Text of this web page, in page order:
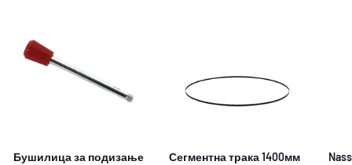
Бушилица за подизање
Сегментна трака 1400мм